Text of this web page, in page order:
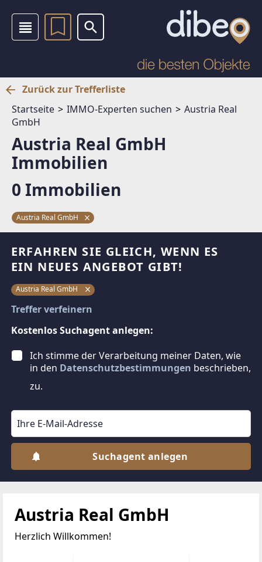
Zurück zur Trefferliste
Startseite
IMMO-Experten suchen
Austria Real
GmbH
Austria Real GmbH
Immobilien
0 Immobilien
Austria Real GmbH
ERFAHREN SIE GLEICH, WENN ES
EIN NEUES ANGEBOT GIBT!
Austria Real GmbH
Treffer verfeinern
Kostenlos Suchagent anlegen:
Ich stimme der Verarbeitung meiner Daten, wie
in den Datenschutzbestimmungen beschrieben,
zu.
Suchagent anlegen
Austria Real GmbH
Herzlich Willkommen!